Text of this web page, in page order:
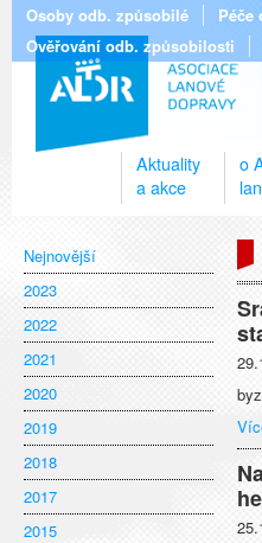
Osoby odb. způsobilé Péče
Ověřování odb. způsobilosti
Aktuality
a akce
o
Nejnovější
2023
2022
2021
2020
2019
2018
2017
2015